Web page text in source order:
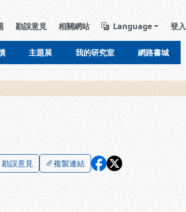
導覽列區塊
勘誤意見 相關網站 Language 登入
主題展 我的研究室 網路書城
勘誤意見 複製連結